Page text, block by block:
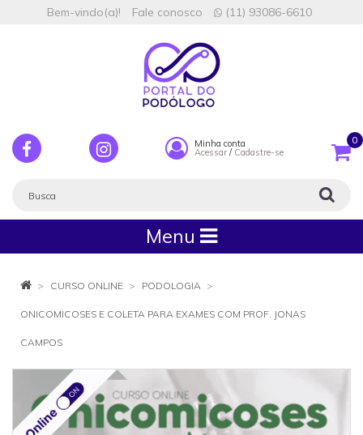
Bem-vindo(a)! Fale conosco (11) 93086-6610
Minha conta
Acessar / Cadastre-se
0
Menu
CURSO ONLINE PODOLOGIA
ONICOMICOSES E COLETA PARA EXAMES COM PROF. JONAS
CAMPOS